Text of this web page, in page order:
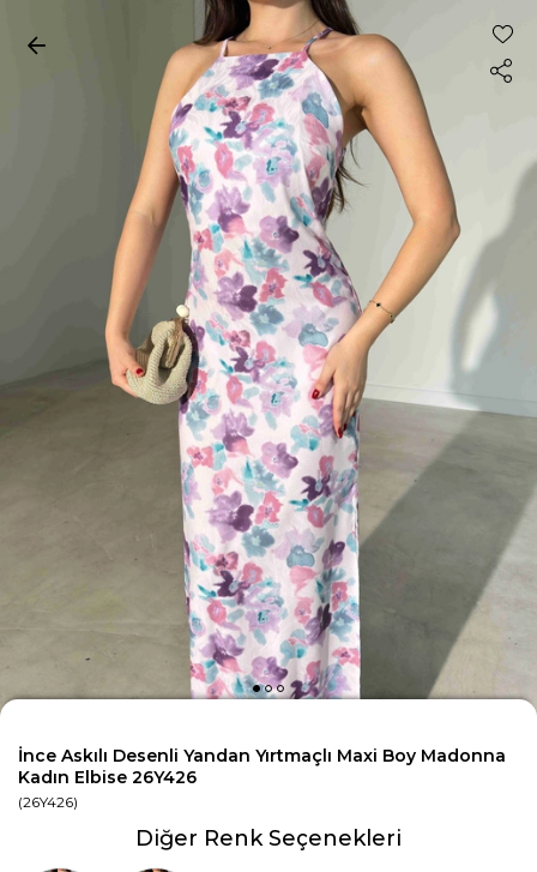
İnce Askılı Desenli Yandan Yırtmaçlı Maxi Boy Madonna
Kadın Elbise 26Y426
(26Y426)
Diğer Renk Seçenekleri